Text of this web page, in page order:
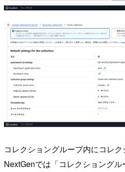
コレクショングループ内にコレク
NextGenでは「コレクショング